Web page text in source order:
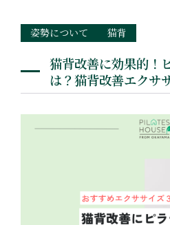
姿勢について 猫背
猫背改善に効果的！
は？猫背改善エクサ